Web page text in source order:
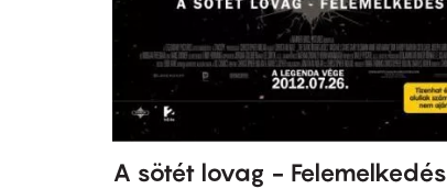
A sötét lovag - Felemelkedés